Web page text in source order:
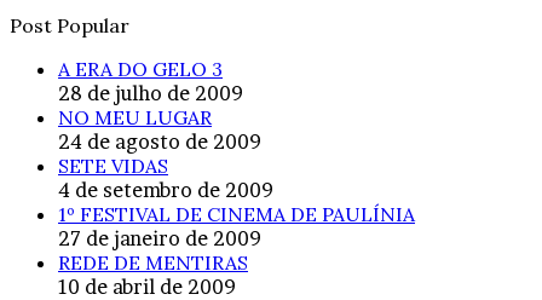
Post Popular
A ERA DO GELO 3
28 de julho de 2009
NO MEU LUGAR
24 de agosto de 2009
SETE VIDAS
4 de setembro de 2009
1º FESTIVAL DE CINEMA DE PAULÍNIA
27 de janeiro de 2009
REDE DE MENTIRAS
10 de abril de 2009